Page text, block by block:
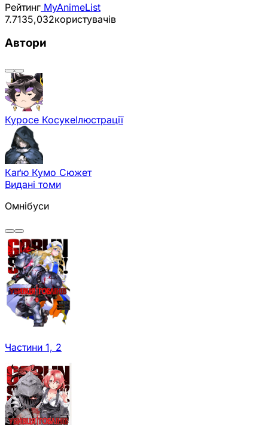
Рейтинг MyAnimeList
7.7135,032користувачів
Автори
Куросе КосукеІлюстрації
Каґю Кумо Сюжет
Видані томи
Омнібуси
Частини 1, 2